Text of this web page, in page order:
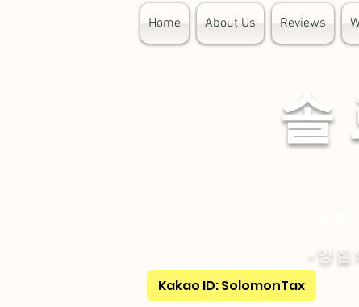
Home About Us Reviews
솔
-양질
Kakao ID: SolomonTax